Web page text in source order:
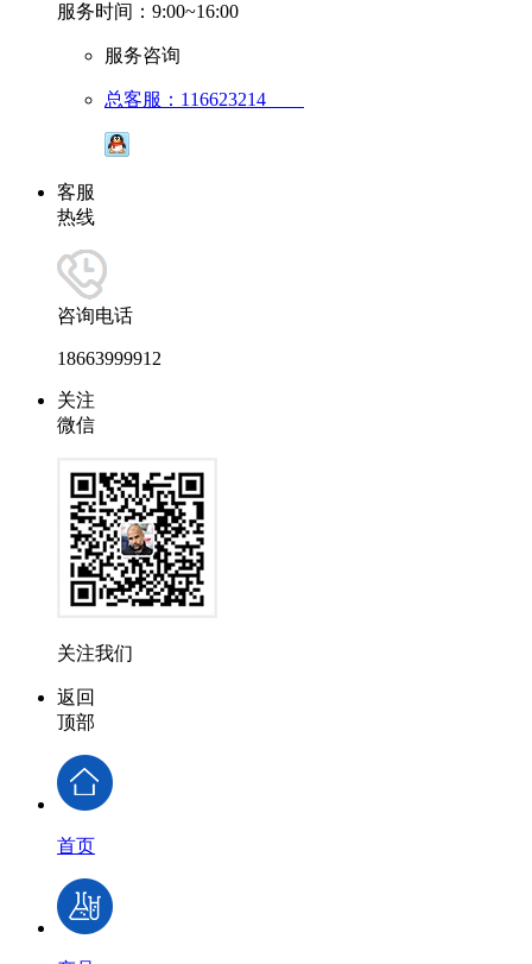
服务时间：9:00~16:00
服务咨询
总客服：116623214
客服
热线
咨询电话
18663999912
关注
微信
关注我们
返回
顶部
首页